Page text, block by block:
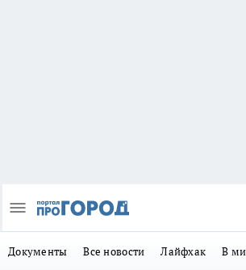
Документы Все новости Лайфхак В